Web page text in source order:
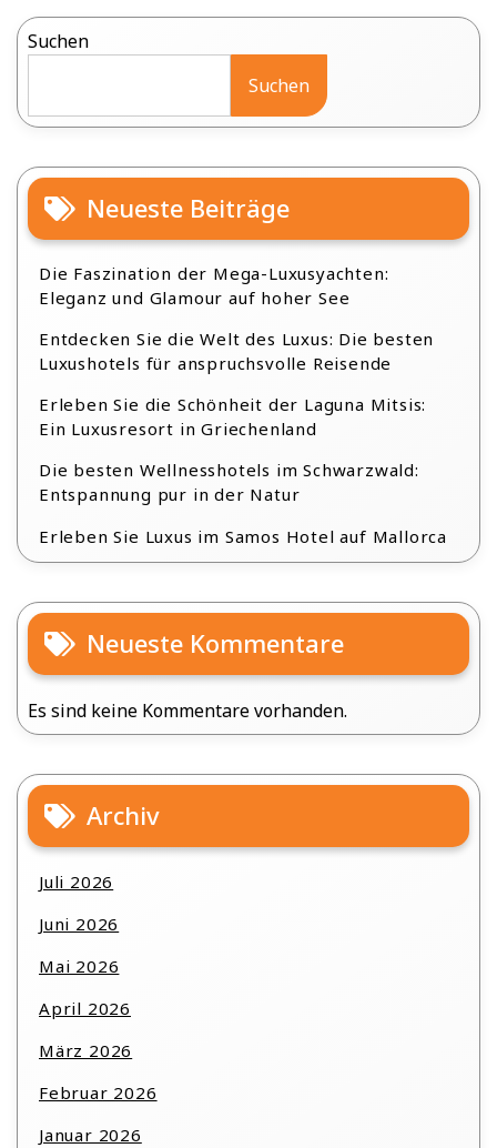
Suchen
Suchen
Neueste Beiträge
Die Faszination der Mega-Luxusyachten:
Eleganz und Glamour auf hoher See
Entdecken Sie die Welt des Luxus: Die besten
Luxushotels für anspruchsvolle Reisende
Erleben Sie die Schönheit der Laguna Mitsis:
Ein Luxusresort in Griechenland
Die besten Wellnesshotels im Schwarzwald:
Entspannung pur in der Natur
Erleben Sie Luxus im Samos Hotel auf Mallorca
Neueste Kommentare
Es sind keine Kommentare vorhanden.
Archiv
Juli 2026
Juni 2026
Mai 2026
April 2026
März 2026
Februar 2026
Januar 2026